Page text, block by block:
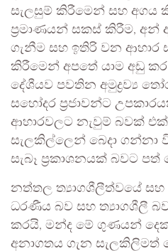
සැලසුම් කිරීමෙන් සහ අගය
ප්‍රමාණයන් සකස් කිරීම, අන්
ගැනීම සහ ඉතිරි වන ආහාර
කිරීමෙන් අපතේ යාම අඩු
දේශීයව පවතින අමුද්‍රව්‍ය
සහෝදර ප්‍රජාවන්ට
ආහාරවලට නැවුම් බවක්
සැලකිල්ලෙන් බෙදා
සැබෑ ප්‍රකාශනයක් බවට පත්
නත්තල ත්‍යාගශීලීත්වයේ
ධරණීය බව සහ ත්‍යාගශීලී
කරයි, මන්ද මේ ගුණයන්
අනාගතය ගැන සැලකිලිමත්